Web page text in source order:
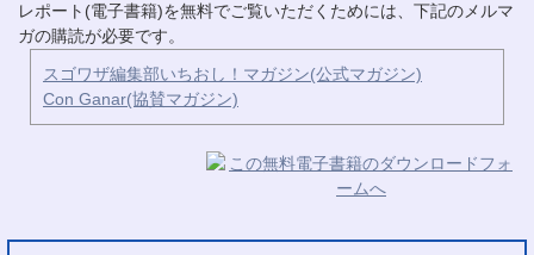
レポート(電子書籍)を無料でご覧いただくためには、下記のメルマ
ガの購読が必要です。
スゴワザ編集部いちおし！マガジン(公式マガジン)
Con Ganar(協賛マガジン)